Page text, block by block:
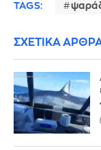
TAGS:
ΣΧΕΤΙΚΑ